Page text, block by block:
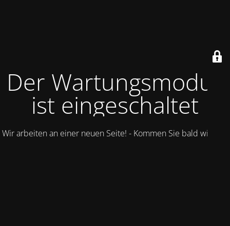
Der Wartungsmodus
ist eingeschaltet
Wir arbeiten an einer neuen Seite! - Kommen Sie bald wieder.